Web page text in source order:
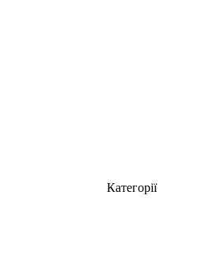
Категорії